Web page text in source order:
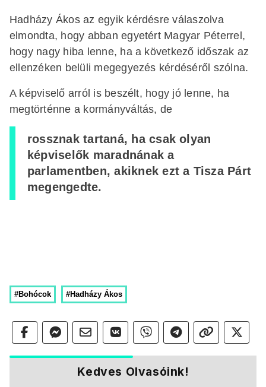
Hadházy Ákos az egyik kérdésre válaszolva
elmondta, hogy abban egyetért Magyar Péterrel,
hogy nagy hiba lenne, ha a következő időszak az
ellenzéken belüli megegyezés kérdéséről szólna.
A képviselő arról is beszélt, hogy jó lenne, ha
megtörténne a kormányváltás, de
rossznak tartaná, ha csak olyan
képviselők maradnának a
parlamentben, akiknek ezt a Tisza Párt
megengedte.
#Bohócok #Hadházy Ákos
Kedves Olvasóink!